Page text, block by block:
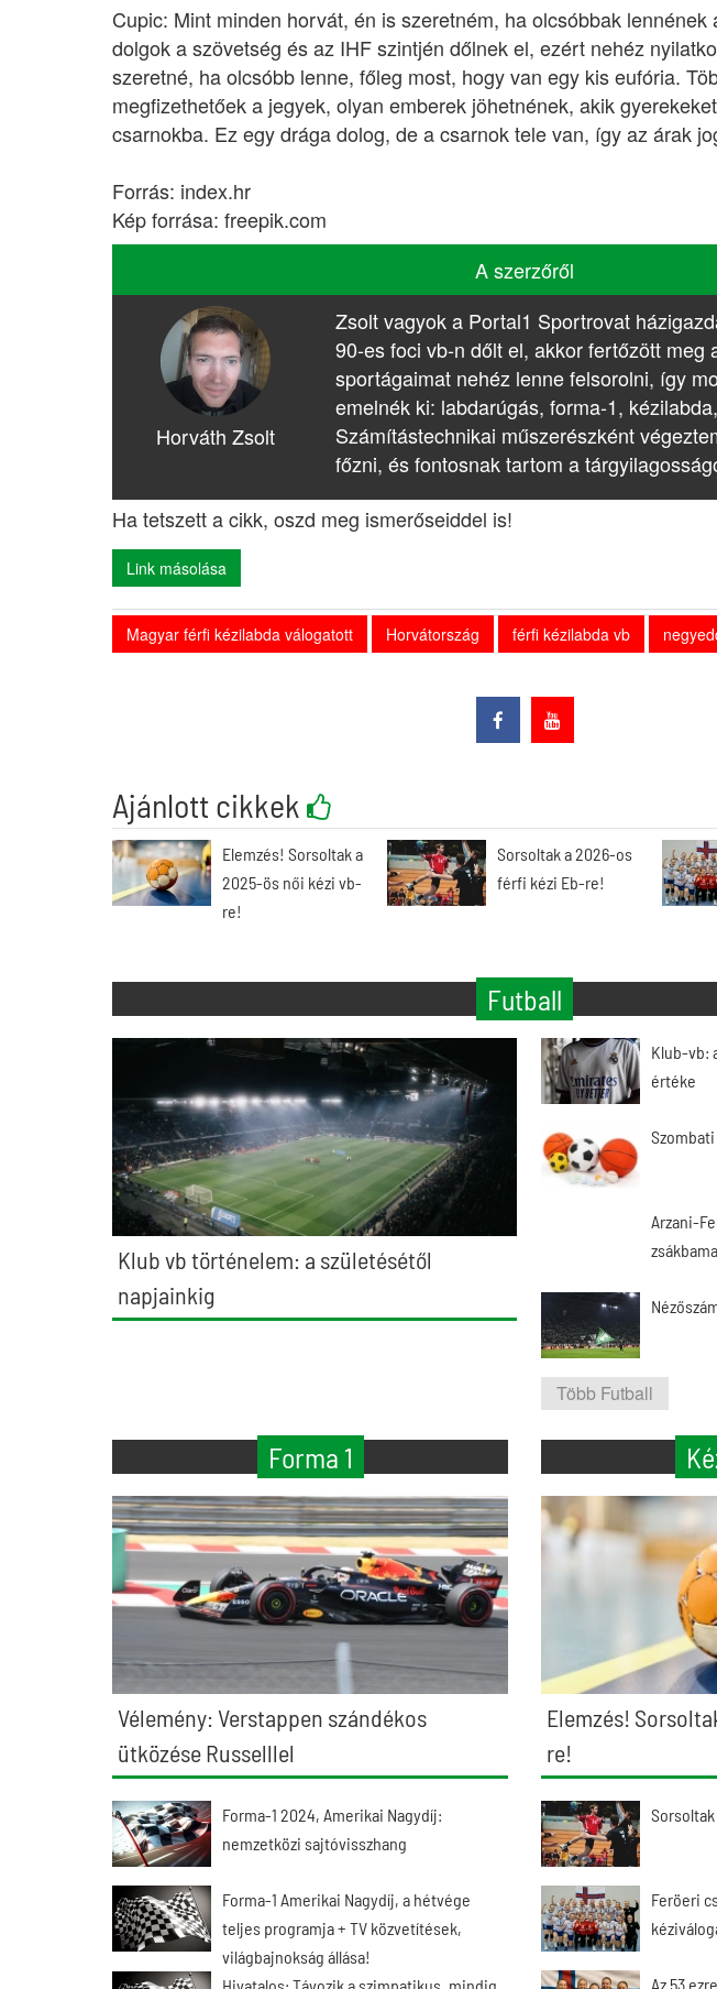
Cupic: Mint minden horvát, én is szeretném, ha olcsóbbak lennének
dolgok a szövetség és az IHF szintjén dőlnek el, ezért nehéz
szeretné, ha olcsóbb lenne, főleg most, hogy van egy kis eufória.
megfizethetőek a jegyek, olyan emberek jöhetnének, akik
csarnokba. Ez egy drága dolog, de a csarnok tele van, így az árak
Forrás: index.hr
Kép forrása: freepik.com
A szerzőről
Horváth Zsolt
Zsolt vagyok a Portal1 Sportrovat
90-es foci vb-n dőlt el, akkor fertőzött meg
sportágaimat nehéz lenne felsorolni, így
emelnék ki: labdarúgás, forma-1,
Számítástechnikai műszerészként
főzni, és fontosnak tartom a
Ha tetszett a cikk, oszd meg ismerőseiddel is!
Link másolása
Magyar férfi kézilabda válogatott Horvátország férfi kézilabda vb
Ajánlott cikkek
Elemzés! Sorsoltak a
2025-ös női kézi vb-
re!
Sorsoltak a 2026-os
férfi kézi Eb-re!
Futball
Klub vb történelem: a születésétől
napjainkig
Klub-vb:
értéke
Arzani-
Több Futball
Forma 1
Vélemény: Verstappen szándékos
ütközése Russelllel
Forma-1 2024, Amerikai Nagydíj:
nemzetközi sajtóvisszhang
Forma-1 Amerikai Nagydíj, a hétvége
teljes programja + TV közvetítések,
világbajnokság állása!
Elemzés!
re!
Feröeri
Az 53